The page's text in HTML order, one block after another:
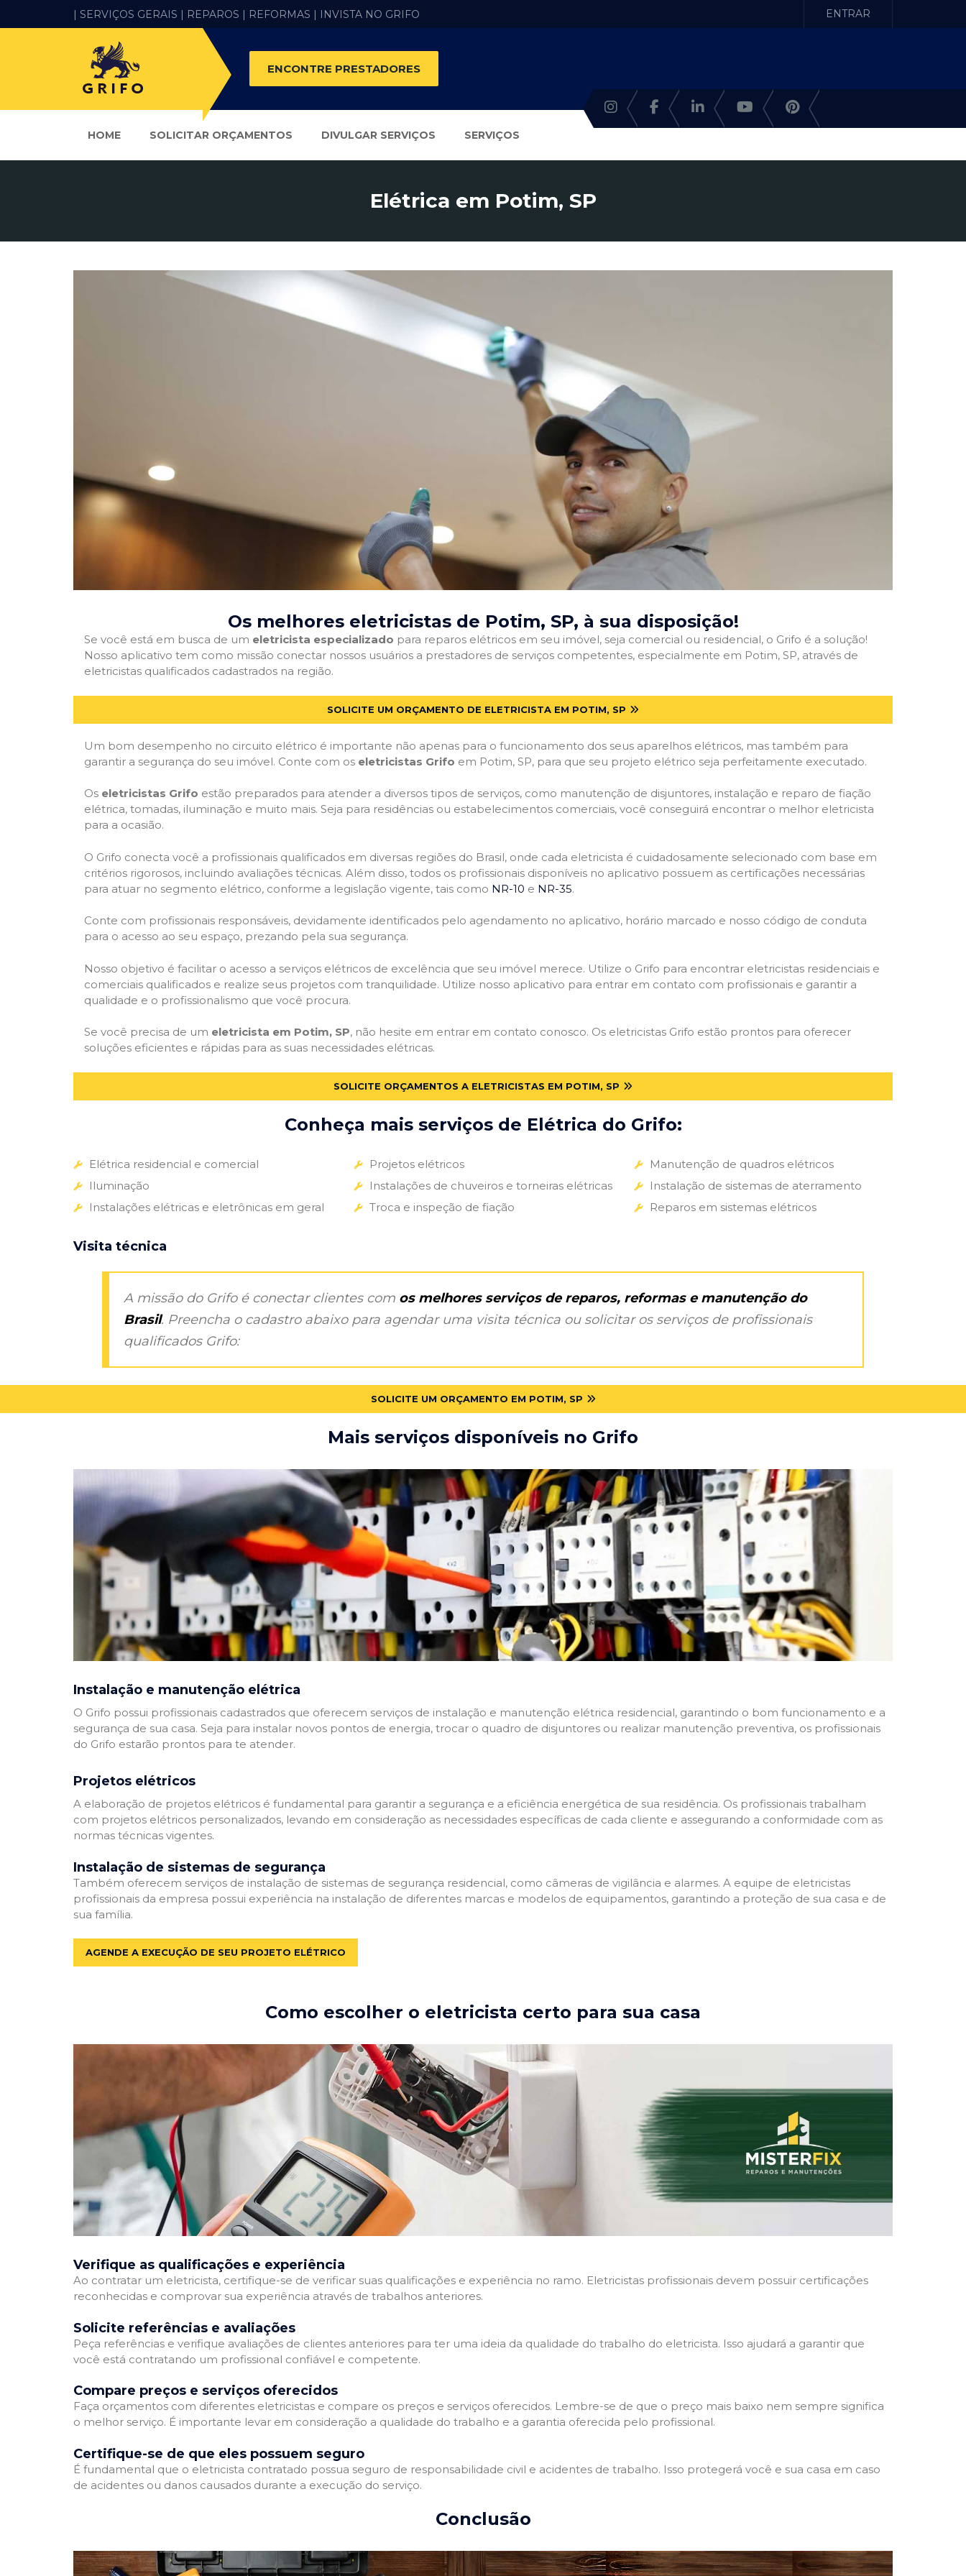
| SERVIÇOS GERAIS | REPAROS | REFORMAS | INVISTA NO GRIFO ENTRAR
ENCONTRE PRESTADORES
HOME SOLICITAR ORÇAMENTOS DIVULGAR SERVIÇOS SERVIÇOS
Elétrica em Potim, SP
Os melhores eletricistas de Potim, SP, à sua disposição!
Se você está em busca de um eletricista especializado para reparos elétricos em seu imóvel, seja comercial ou residencial, o Grifo é a solução!
Nosso aplicativo tem como missão conectar nossos usuários a prestadores de serviços competentes, especialmente em Potim, SP, através de
eletricistas qualificados cadastrados na região.
SOLICITE UM ORÇAMENTO DE ELETRICISTA EM POTIM, SP
Um bom desempenho no circuito elétrico é importante não apenas para o funcionamento dos seus aparelhos elétricos, mas também para
garantir a segurança do seu imóvel. Conte com os eletricistas Grifo em Potim, SP, para que seu projeto elétrico seja perfeitamente executado.
Os eletricistas Grifo estão preparados para atender a diversos tipos de serviços, como manutenção de disjuntores, instalação e reparo de fiação
elétrica, tomadas, iluminação e muito mais. Seja para residências ou estabelecimentos comerciais, você conseguirá encontrar o melhor eletricista
para a ocasião.
O Grifo conecta você a profissionais qualificados em diversas regiões do Brasil, onde cada eletricista é cuidadosamente selecionado com base em
critérios rigorosos, incluindo avaliações técnicas. Além disso, todos os profissionais disponíveis no aplicativo possuem as certificações necessárias
para atuar no segmento elétrico, conforme a legislação vigente, tais como NR-10 e NR-35.
Conte com profissionais responsáveis, devidamente identificados pelo agendamento no aplicativo, horário marcado e nosso código de conduta
para o acesso ao seu espaço, prezando pela sua segurança.
Nosso objetivo é facilitar o acesso a serviços elétricos de excelência que seu imóvel merece. Utilize o Grifo para encontrar eletricistas residenciais e
comerciais qualificados e realize seus projetos com tranquilidade. Utilize nosso aplicativo para entrar em contato com profissionais e garantir a
qualidade e o profissionalismo que você procura.
Se você precisa de um eletricista em Potim, SP, não hesite em entrar em contato conosco. Os eletricistas Grifo estão prontos para oferecer
soluções eficientes e rápidas para as suas necessidades elétricas.
SOLICITE ORÇAMENTOS A ELETRICISTAS EM POTIM, SP
Conheça mais serviços de Elétrica do Grifo:
Elétrica residencial e comercial
Iluminação
Instalações elétricas e eletrônicas em geral
Projetos elétricos
Instalações de chuveiros e torneiras elétricas
Troca e inspeção de fiação
Manutenção de quadros elétricos
Instalação de sistemas de aterramento
Reparos em sistemas elétricos
Visita técnica
A missão do Grifo é conectar clientes com os melhores serviços de reparos, reformas e manutenção do
Brasil. Preencha o cadastro abaixo para agendar uma visita técnica ou solicitar os serviços de profissionais
qualificados Grifo:
SOLICITE UM ORÇAMENTO EM POTIM, SP
Mais serviços disponíveis no Grifo
Instalação e manutenção elétrica
O Grifo possui profissionais cadastrados que oferecem serviços de instalação e manutenção elétrica residencial, garantindo o bom funcionamento e a
segurança de sua casa. Seja para instalar novos pontos de energia, trocar o quadro de disjuntores ou realizar manutenção preventiva, os profissionais
do Grifo estarão prontos para te atender.
Projetos elétricos
A elaboração de projetos elétricos é fundamental para garantir a segurança e a eficiência energética de sua residência. Os profissionais trabalham
com projetos elétricos personalizados, levando em consideração as necessidades específicas de cada cliente e assegurando a conformidade com as
normas técnicas vigentes.
Instalação de sistemas de segurança
Também oferecem serviços de instalação de sistemas de segurança residencial, como câmeras de vigilância e alarmes. A equipe de eletricistas
profissionais da empresa possui experiência na instalação de diferentes marcas e modelos de equipamentos, garantindo a proteção de sua casa e de
sua família.
AGENDE A EXECUÇÃO DE SEU PROJETO ELÉTRICO
Como escolher o eletricista certo para sua casa
Verifique as qualificações e experiência
Ao contratar um eletricista, certifique-se de verificar suas qualificações e experiência no ramo. Eletricistas profissionais devem possuir certificações
reconhecidas e comprovar sua experiência através de trabalhos anteriores.
Solicite referências e avaliações
Peça referências e verifique avaliações de clientes anteriores para ter uma ideia da qualidade do trabalho do eletricista. Isso ajudará a garantir que
você está contratando um profissional confiável e competente.
Compare preços e serviços oferecidos
Faça orçamentos com diferentes eletricistas e compare os preços e serviços oferecidos. Lembre-se de que o preço mais baixo nem sempre significa
o melhor serviço. É importante levar em consideração a qualidade do trabalho e a garantia oferecida pelo profissional.
Certifique-se de que eles possuem seguro
É fundamental que o eletricista contratado possua seguro de responsabilidade civil e acidentes de trabalho. Isso protegerá você e sua casa em caso
de acidentes ou danos causados durante a execução do serviço.
Conclusão